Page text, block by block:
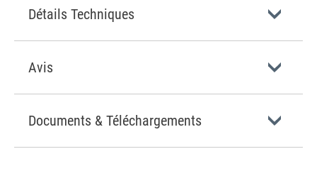
Détails Techniques
Avis
Documents & Téléchargements